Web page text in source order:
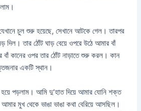
চুল শুরু হয়েছে, সেখানে আটকে গেল। তারপর
দিল। তার ঠোঁট ঘাড় বেয়ে ওপরে উঠে আমার বাঁ
বাঁ কানের ওপর তার ঠোঁট নাড়াতে শুরু করল। কান
একটি স্থান।
পড়লাম। আমি দু’হাত দিয়ে আমার যোনি শক্ত
মুখ থেকে ভাঙা ভাঙা কথা বেরিয়ে আসছিল।